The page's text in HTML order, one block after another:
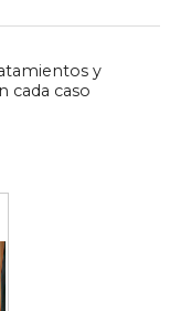
y
cada caso